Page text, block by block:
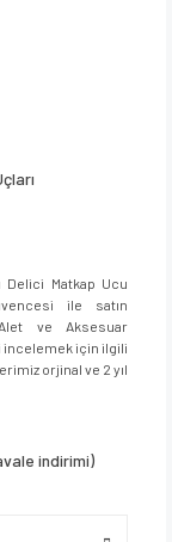
Delici Matkap Ucu
ile satın
ve Aksesuar
incelemek için ilgili
orjinal ve 2 yıl
indirimi)